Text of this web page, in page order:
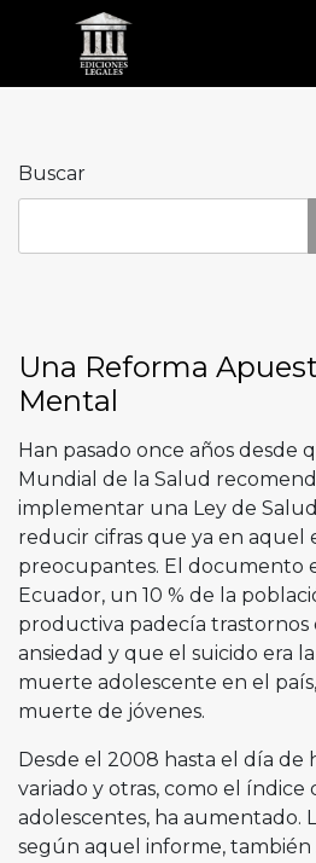
Buscar
Una Reforma
Mental
Han pasado once años desde
Mundial de la Salud
implementar una Ley de
reducir cifras que ya en aquel
preocupantes. El documento
Ecuador, un 10 % de la
productiva padecía trastornos
ansiedad y que el suicido era
muerte adolescente en el
muerte de jóvenes.
Desde el 2008 hasta el día de
variado y otras, como el índice
adolescentes, ha aumentado.
según aquel informe, también